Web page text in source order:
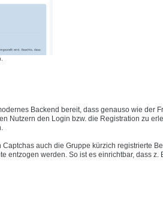
Backend bereit, dass genauso wie der
Nutzern den Login bzw. die Registration zu
auch die Gruppe kürzich registrierte
entzogen werden. So ist es einrichtbar, dass z.